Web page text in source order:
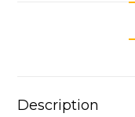
Description